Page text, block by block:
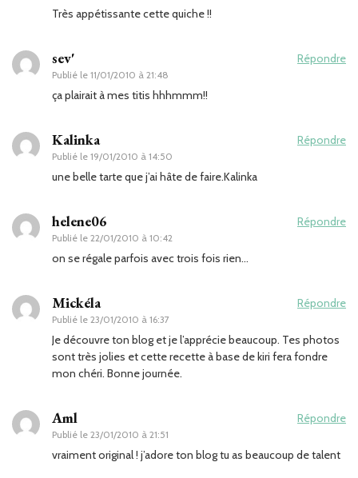
Très appétissante cette quiche !!
sev'
Publié le 11/01/2010 à 21:48
Répondre
ça plairait à mes titis hhhmmm!!
Kalinka
Publié le 19/01/2010 à 14:50
Répondre
une belle tarte que j’ai hâte de faire.Kalinka
helene06
Publié le 22/01/2010 à 10:42
Répondre
on se régale parfois avec trois fois rien…
Mickéla
Publié le 23/01/2010 à 16:37
Répondre
Je découvre ton blog et je l’apprécie beaucoup. Tes photos
sont très jolies et cette recette à base de kiri fera fondre
mon chéri. Bonne journée.
Aml
Publié le 23/01/2010 à 21:51
Répondre
vraiment original ! j’adore ton blog tu as beaucoup de talent